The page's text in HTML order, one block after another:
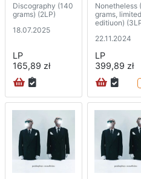
Discography (140
grams) (2LP)
18.07.2025
LP
165,89 zł
Nonetheless
grams, limited
editiuon)
22.11.2024
LP
399,89 zł